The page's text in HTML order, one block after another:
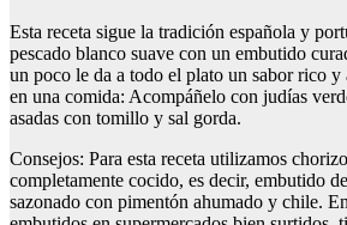
Esta receta sigue la tradición española y
pescado blanco suave con un embutido
un poco le da a todo el plato un sabor rico
en una comida: Acompáñelo con judías
asadas con tomillo y sal gorda.
Consejos: Para esta receta utilizamos
completamente cocido, es decir, embutido
sazonado con pimentón ahumado y chile.